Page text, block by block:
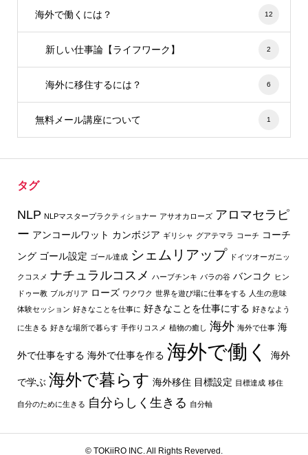
海外で働くには？ 12
新しい仕事論【ライフワーク】 2
海外に移住するには？ 6
無料メール講座について 1
タグ
NLP NLPマスタープラクティショナー アサオカローズ アロマセラピ
ー アンコールワット カンボジア ギリシャ グアテマラ コーチ コーチ
ング ゴール設定 ゴール達成 シェムリアップ ドイツオーガニッ
クコスメ ナチュラルコスメ ハーブチンキ バラの谷 バンコク
ヒン
ドゥー教 ブルガリア ローズ ワクワク 世界を遊び場に仕事をする
人生の意味
体験セッション 好きなことを仕事に 好きなことを仕事にする 好きなよう
に生きる 好きな場所で暮らす 手作りコスメ 植物の癒し 海外 海外で仕事 海
外で仕事をする 海外で仕事を作る 海外で働く 海外
で学ぶ 海外で暮らす 海外移住 目標設定 目標達成 移住
自分のために生きる 自分らしく生きる 自分軸
© TOKiiRO INC. All Rights Reverved.